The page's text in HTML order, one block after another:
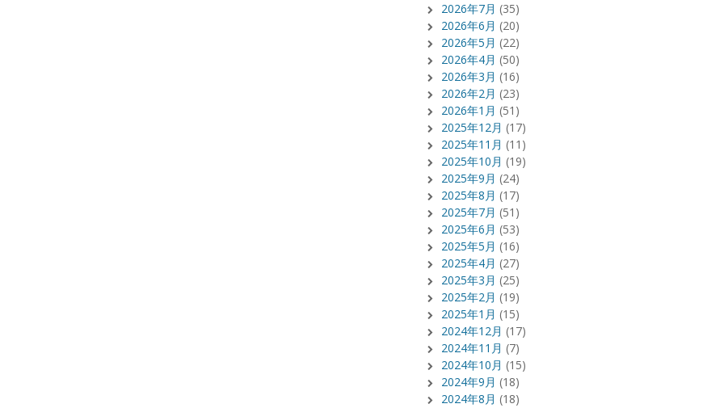
2026年7月 (35)
2026年6月 (20)
2026年5月 (22)
2026年4月 (50)
2026年3月 (16)
2026年2月 (23)
2026年1月 (51)
2025年12月 (17)
2025年11月 (11)
2025年10月 (19)
2025年9月 (24)
2025年8月 (17)
2025年7月 (51)
2025年6月 (53)
2025年5月 (16)
2025年4月 (27)
2025年3月 (25)
2025年2月 (19)
2025年1月 (15)
2024年12月 (17)
2024年11月 (7)
2024年10月 (15)
2024年9月 (18)
2024年8月 (18)